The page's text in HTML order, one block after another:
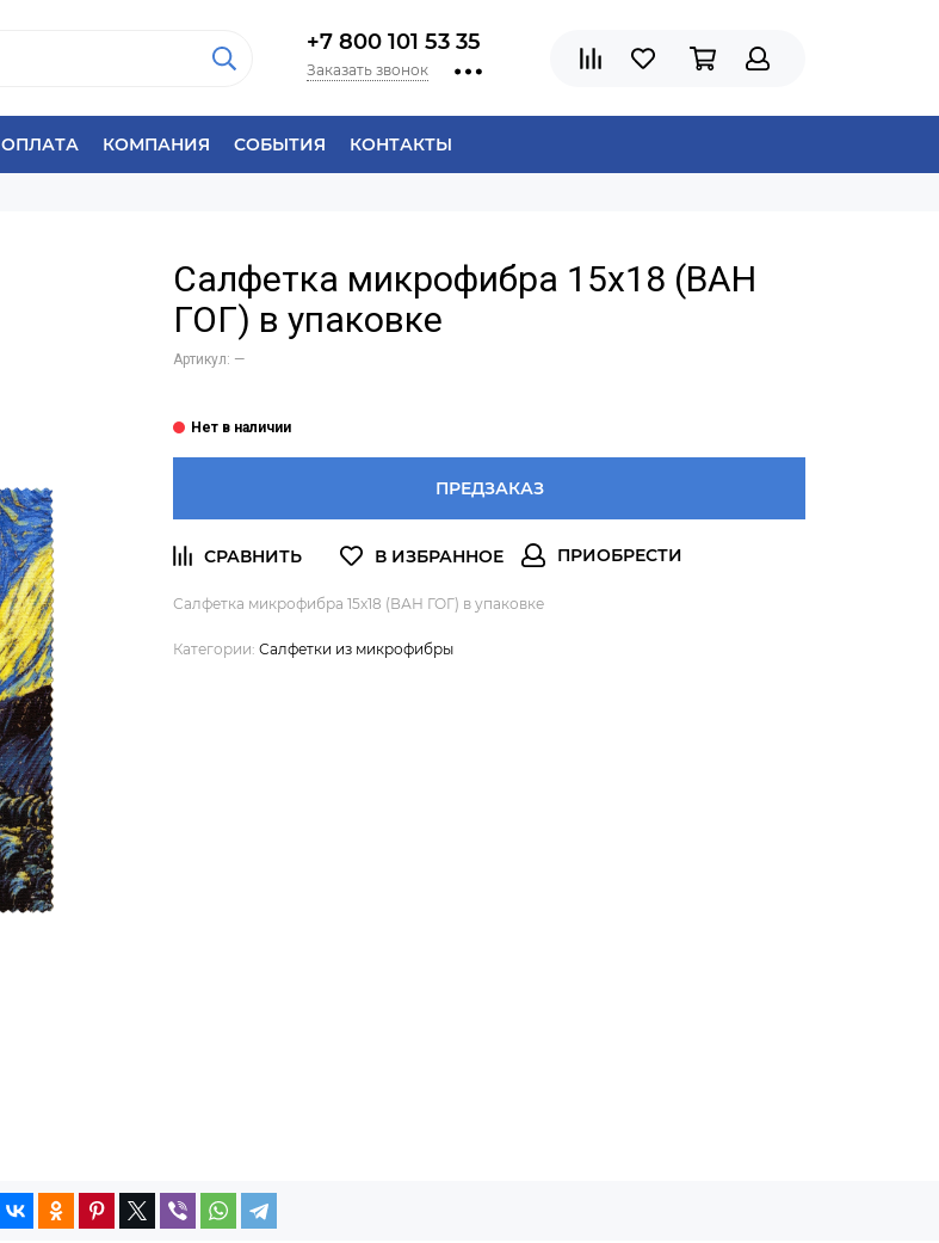
+7 800 101 53 35
Заказать звонок
ОПЛАТА КОМПАНИЯ СОБЫТИЯ КОНТАКТЫ
Салфетка микрофибра 15х18 (ВАН
ГОГ) в упаковке
Артикул: —
ПРЕДЗАКАЗ
Салфетка микрофибра 15х18 (ВАН ГОГ) в упаковке
Категории: Салфетки из микрофибры